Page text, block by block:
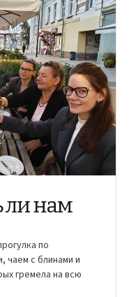
ли нам
по
чаем с блинами и
гремела на всю